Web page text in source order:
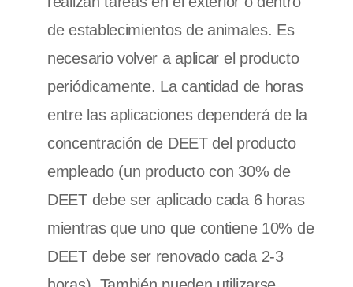
de establecimientos de animales. Es
necesario volver a aplicar el producto
periódicamente. La cantidad de horas
entre las aplicaciones dependerá de la
concentración de DEET del producto
empleado (un producto con 30% de
DEET debe ser aplicado cada 6 horas
mientras que uno que contiene 10% de
DEET debe ser renovado cada 2-3